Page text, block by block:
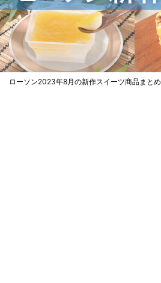
ローソン2023年8月の新作スイーツ商品まとめ